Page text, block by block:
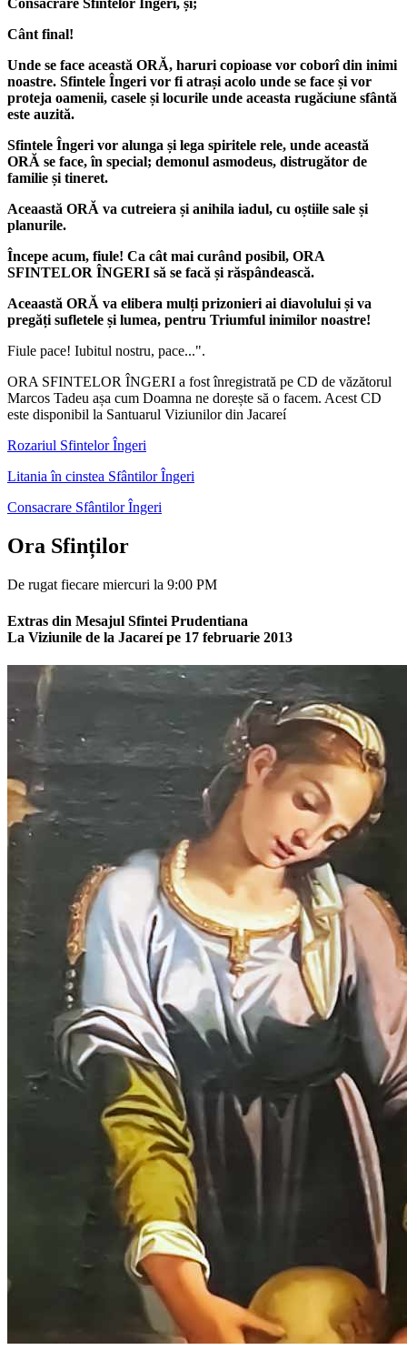
Consacrare Sfintelor Îngeri, și;
Cânt final!
Unde se face această ORĂ, haruri copioase vor coborî din inimi
noastre. Sfintele Îngeri vor fi atrași acolo unde se face și vor
proteja oamenii, casele și locurile unde aceasta rugăciune sfântă
este auzită.
Sfintele Îngeri vor alunga și lega spiritele rele, unde această
ORĂ se face, în special; demonul asmodeus, distrugător de
familie și tineret.
Aceaastă ORĂ va cutreiera și anihila iadul, cu oștiile sale și
planurile.
Începe acum, fiule! Ca cât mai curând posibil, ORA
SFINTELOR ÎNGERI să se facă și răspândească.
Aceaastă ORĂ va elibera mulți prizonieri ai diavolului și va
pregăți sufletele și lumea, pentru Triumful inimilor noastre!
Fiule pace! Iubitul nostru, pace...".
ORA SFINTELOR ÎNGERI a fost înregistrată pe CD de văzătorul
Marcos Tadeu așa cum Doamna ne dorește să o facem. Acest CD
este disponibil la Santuarul Viziunilor din Jacareí
Rozariul Sfintelor Îngeri
Litania în cinstea Sfântilor Îngeri
Consacrare Sfântilor Îngeri
Ora Sfinților
De rugat fiecare miercuri la 9:00 PM
Extras din Mesajul Sfintei Prudentiana
La Viziunile de la Jacareí pe 17 februarie 2013